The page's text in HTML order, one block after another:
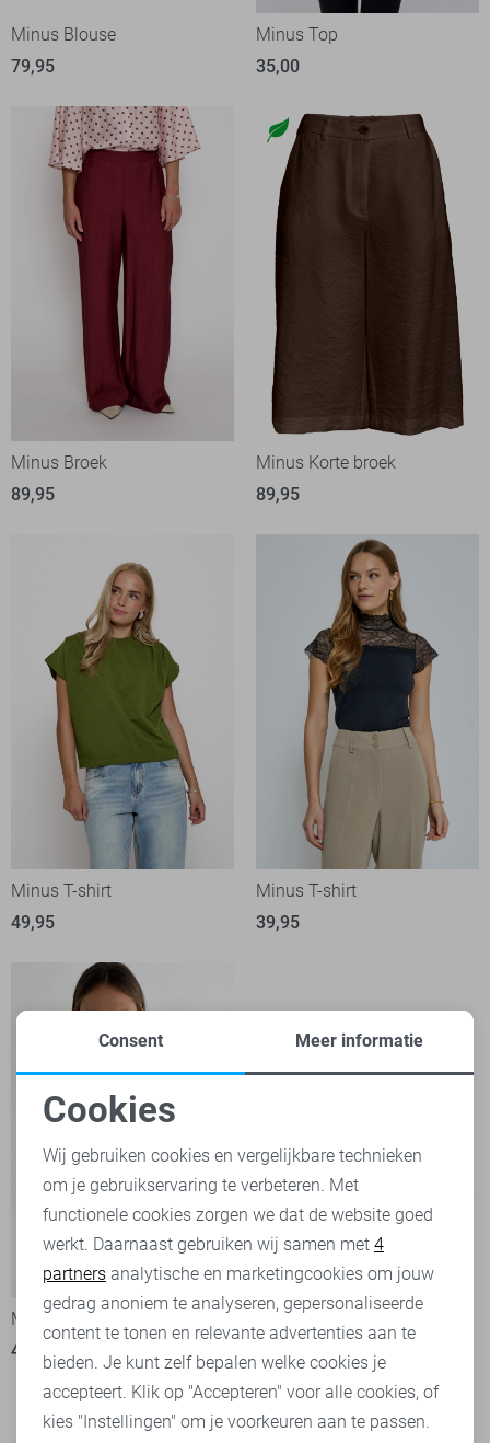
Minus Blouse
79,95
Minus Top
35,00
Minus Broek
89,95
Minus Korte broek
89,95
Minus T-shirt
49,95
Minus T-shirt
39,95
Minus T-shirt
49,95
Minus Blouse
79,95
Noodzakelijke cookies
Personalisatie cookies
Analytische cookies
Marketing cookies
Consent Meer informatie
Cookies
Wij gebruiken cookies en vergelijkbare technieken
om je gebruikservaring te verbeteren. Met
functionele cookies zorgen we dat de website goed
werkt. Daarnaast gebruiken wij samen met 4
partners analytische en marketingcookies om jouw
gedrag anoniem te analyseren, gepersonaliseerde
content te tonen en relevante advertenties aan te
bieden. Je kunt zelf bepalen welke cookies je
accepteert. Klik op "Accepteren" voor alle cookies, of
kies "Instellingen" om je voorkeuren aan te passen.